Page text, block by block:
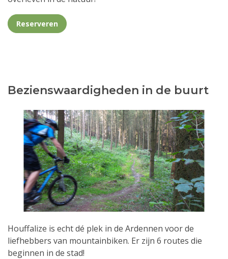
Reserveren
Bezienswaardigheden in de buurt
Houffalize is echt dé plek in de Ardennen voor de
liefhebbers van mountainbiken. Er zijn 6 routes die
beginnen in de stad!